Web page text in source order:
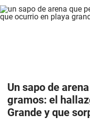
Un sapo de
gramos: el
Grande y que